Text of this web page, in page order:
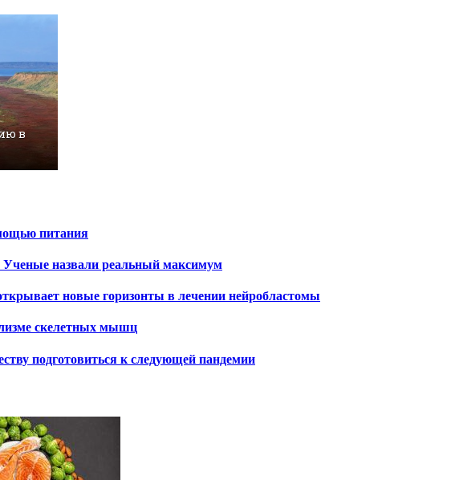
в
питания
назвали реальный максимум
новые горизонты в лечении нейробластомы
скелетных мышц
подготовиться к следующей пандемии